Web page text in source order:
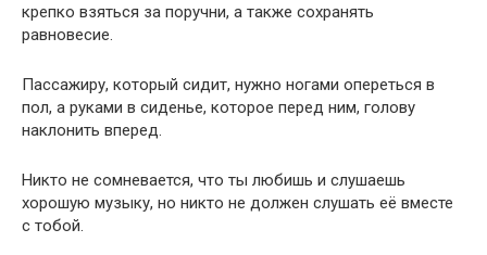
крепко взяться за поручни, а также сохранять
равновесие.
Пассажиру, который сидит, нужно ногами опереться в
пол, а руками в сиденье, которое перед ним, голову
наклонить вперед.
Никто не сомневается, что ты любишь и слушаешь
хорошую музыку, но никто не должен слушать её вместе
с тобой.